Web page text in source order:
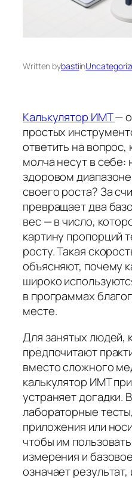
Written bybastiin
Калькулятор ИМТ—
простых
ответить на
молча несут в себе:
здоровом
своего роста? За
превращает два
вес — в число,
картину пропорций
росту. Такая
объясняют, почему
широко
в программах
месте.
Для занятых людей,
предпочитают
вместо сложного
калькулятор ИМТ
устраняет догадки.
лабораторные
приложения или
чтобы им
измерения и
означает